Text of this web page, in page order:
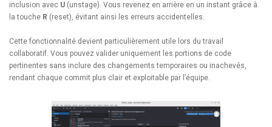
inclusion avec U (unstage). Vous revenez en arrière en un instant grâce à
la touche R (reset), évitant ainsi les erreurs accidentelles.
Cette fonctionnalité devient particulièrement utile lors du travail
collaboratif. Vous pouvez valider uniquement les portions de code
pertinentes sans inclure des changements temporaires ou inachevés,
rendant chaque commit plus clair et exploitable par l’équipe.